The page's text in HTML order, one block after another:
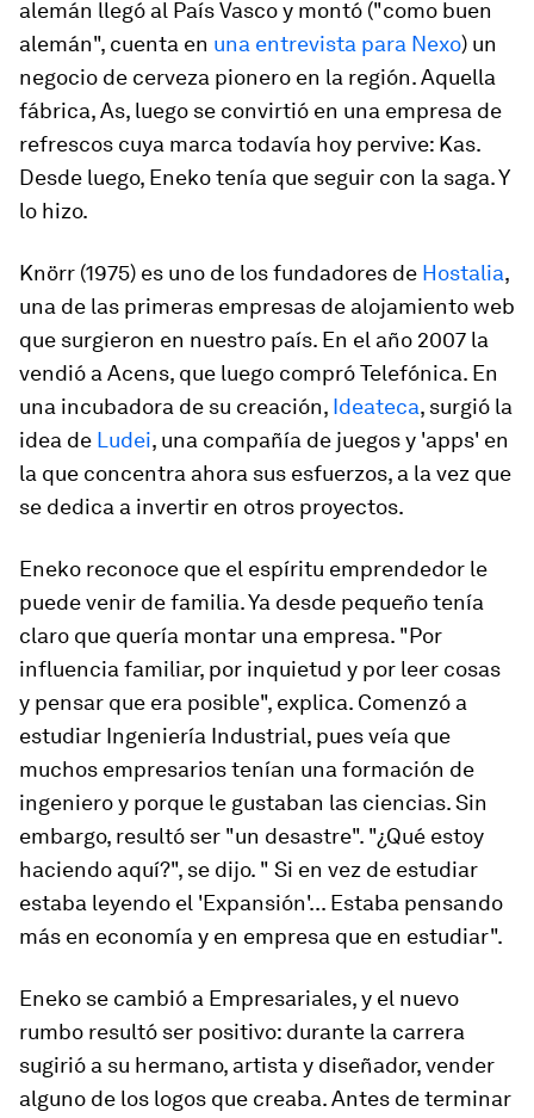
alemán llegó al País Vasco y montó ("como buen
alemán", cuenta en una entrevista para Nexo) un
negocio de cerveza pionero en la región. Aquella
fábrica, As, luego se convirtió en una empresa de
refrescos cuya marca todavía hoy pervive: Kas.
Desde luego, Eneko tenía que seguir con la saga. Y
lo hizo.
Knörr (1975) es uno de los fundadores de Hostalia,
una de las primeras empresas de alojamiento web
que surgieron en nuestro país. En el año 2007 la
vendió a Acens, que luego compró Telefónica. En
una incubadora de su creación, Ideateca, surgió la
idea de Ludei, una compañía de juegos y 'apps' en
la que concentra ahora sus esfuerzos, a la vez que
se dedica a invertir en otros proyectos.
Eneko reconoce que el espíritu emprendedor le
puede venir de familia. Ya desde pequeño tenía
claro que quería montar una empresa. "Por
influencia familiar, por inquietud y por leer cosas
y pensar que era posible", explica. Comenzó a
estudiar Ingeniería Industrial, pues veía que
muchos empresarios tenían una formación de
ingeniero y porque le gustaban las ciencias. Sin
embargo, resultó ser "un desastre". "¿Qué estoy
haciendo aquí?", se dijo. " Si en vez de estudiar
estaba leyendo el 'Expansión'... Estaba pensando
más en economía y en empresa que en estudiar".
Eneko se cambió a Empresariales, y el nuevo
rumbo resultó ser positivo: durante la carrera
sugirió a su hermano, artista y diseñador, vender
alguno de los logos que creaba. Antes de terminar